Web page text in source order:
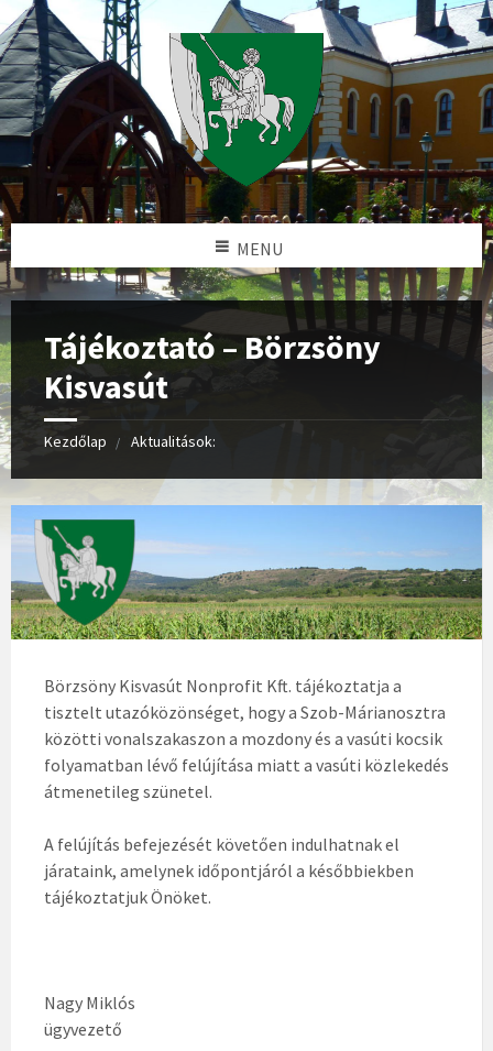
MENU
Tájékoztató – Börzsöny
Kisvasút
Kezdőlap Aktualitások:
Börzsöny Kisvasút Nonprofit Kft. tájékoztatja a
tisztelt utazóközönséget, hogy a Szob-Márianosztra
közötti vonalszakaszon a mozdony és a vasúti kocsik
folyamatban lévő felújítása miatt a vasúti közlekedés
átmenetileg szünetel.
A felújítás befejezését követően indulhatnak el
járataink, amelynek időpontjáról a későbbiekben
tájékoztatjuk Önöket.
Nagy Miklós
ügyvezető